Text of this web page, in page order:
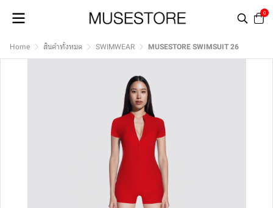
0
Home สินค้าทั้งหมด SWIMWEAR MUSESTORE SWIMSUIT 26